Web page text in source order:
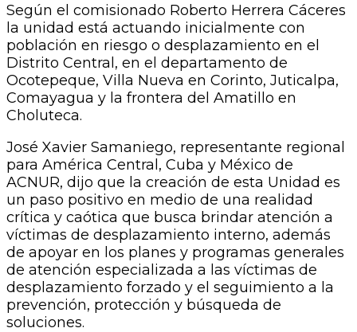
Según el comisionado Roberto Herrera Cáceres
la unidad está actuando inicialmente con
población en riesgo o desplazamiento en el
Distrito Central, en el departamento de
Ocotepeque, Villa Nueva en Corinto, Juticalpa,
Comayagua y la frontera del Amatillo en
Choluteca.
José Xavier Samaniego, representante regional
para América Central, Cuba y México de
ACNUR, dijo que la creación de esta Unidad es
un paso positivo en medio de una realidad
crítica y caótica que busca brindar atención a
víctimas de desplazamiento interno, además
de apoyar en los planes y programas generales
de atención especializada a las víctimas de
desplazamiento forzado y el seguimiento a la
prevención, protección y búsqueda de
soluciones.